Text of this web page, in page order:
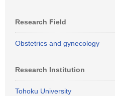
Research Field
Obstetrics and gynecology
Research Institution
Tohoku University